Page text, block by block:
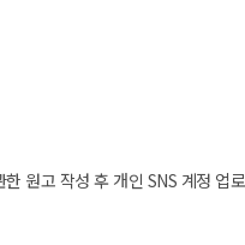
원고 작성 후 개인 SNS 계정 업